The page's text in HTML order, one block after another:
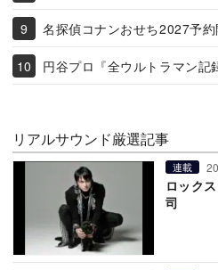
名探偵コナンおせち2027予
円谷プロ『全ウルトラマン記
リアルサウンド厳選記事
連載
ロック
司